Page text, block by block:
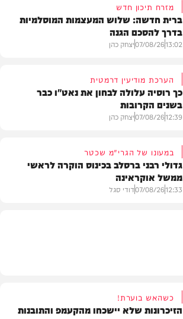
מזרח תיכון חדש
ברית חדשה: שלוש המעצמות המוסלמיות
בדרך להסכם הגנה
13:02
07/08/26יצחק כהן
הערכת מודיעין דרמטית
כך רוסיה עלולה לבחון את נאט"ו כבר
בשנים הקרובות
12:39
07/08/26יצחק כהן
במעונו של הגרי"מ שכטר
גדולי רבני ברסלב בכינוס הוקרה לראשי
ממשל אוקראינה
12:33
07/08/26דודי סגל
כשהאש בוערת!
הזיכרונות שלא יישכחו מהקעמפ והתובנות